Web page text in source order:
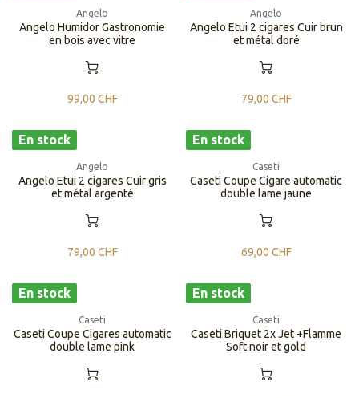
Angelo
Angelo Humidor Gastronomie
en bois avec vitre
99,00 CHF
Angelo
Angelo Etui 2 cigares Cuir brun
et métal doré
79,00 CHF
En stock
Angelo
Angelo Etui 2 cigares Cuir gris
et métal argenté
79,00 CHF
En stock
Caseti
Caseti Coupe Cigare automatic
double lame jaune
69,00 CHF
En stock
Caseti
Caseti Coupe Cigares automatic
double lame pink
En stock
Caseti
Caseti Briquet 2x Jet +Flamme
Soft noir et gold